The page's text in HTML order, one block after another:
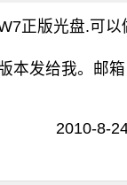
正版光盘.可
本发给我。邮
2010-8-